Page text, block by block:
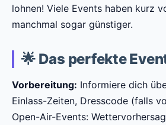
lohnen! Viele Events haben kurz
manchmal sogar günstiger.
🌟 Das perfekte
Vorbereitung: Informiere dich
Einlass-Zeiten, Dresscode (falls
Open-Air-Events: